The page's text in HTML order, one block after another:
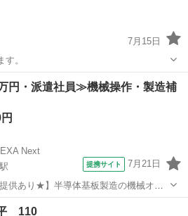
7月15日
。
キッズ用品 甚平
円・派遣社員≫機械操作・製造補
Next
提携サイト 7月21日
供あり★】半導体基板製造の機械オペ
躍中★カップル＆友達同士の応募OK！
送迎◎正社員登用制度あり！マイカー
110